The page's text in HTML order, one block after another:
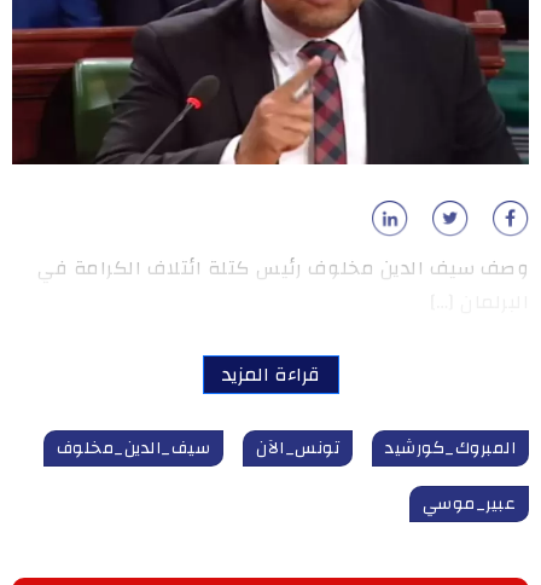
وصف سيف الدين مخلوف رئيس كتلة ائتلاف الكرامة في
قراءة المزيد
المبروك_كورشيد تونس_الآن
سيف_الدين_مخلوف
عبير_موسي